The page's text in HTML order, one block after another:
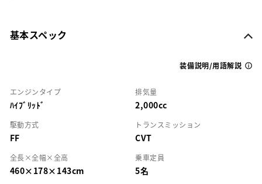
基本スペック
装備説明/用語解説
エンジンタイプ
ﾊｲﾌﾞﾘｯﾄﾞ
排気量
2,000cc
駆動方式
FF
トランスミッション
CVT
全長×全幅×全高
460×178×143cm
乗車定員
5名